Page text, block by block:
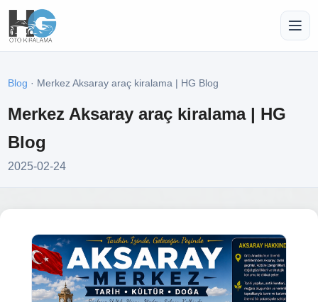
Blog · Merkez Aksaray araç kiralama | HG Blog
Merkez Aksaray araç kiralama | HG
Blog
2025-02-24